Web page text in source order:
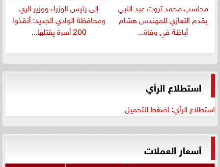
​محاسب محمد ثروت عبد النبي
يقدم التعازي للمهندس هشام
أباظة في وفاة...
إلى رئيس الوزراء ووزير الري
ومحافظة الوادي الجديد: أنقذوا
200 أسرة يقتلها...
استطلاع الرأي
استطلاع الرأي: اضغط للتحميل
أسعار العملات